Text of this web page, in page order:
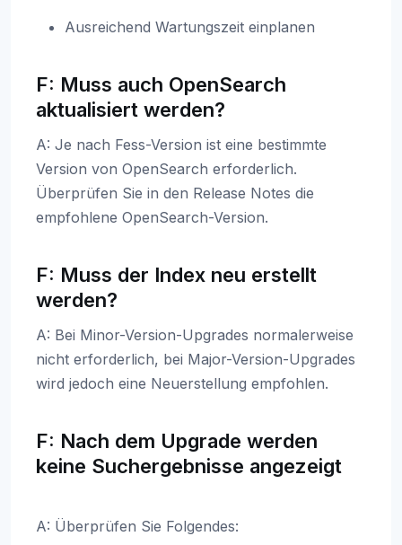
Ausreichend Wartungszeit einplanen
F: Muss auch OpenSearch
aktualisiert werden?
A: Je nach Fess-Version ist eine bestimmte
Version von OpenSearch erforderlich.
Überprüfen Sie in den Release Notes die
empfohlene OpenSearch-Version.
F: Muss der Index neu erstellt
werden?
A: Bei Minor-Version-Upgrades normalerweise
nicht erforderlich, bei Major-Version-Upgrades
wird jedoch eine Neuerstellung empfohlen.
F: Nach dem Upgrade werden
keine Suchergebnisse angezeigt
A: Überprüfen Sie Folgendes: